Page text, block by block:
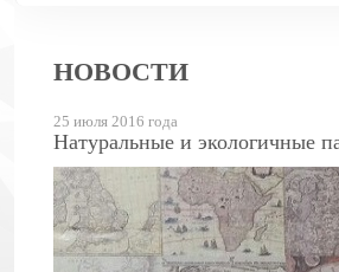
НОВОСТИ
25 июля 2016 года
Натуральные и экологичные